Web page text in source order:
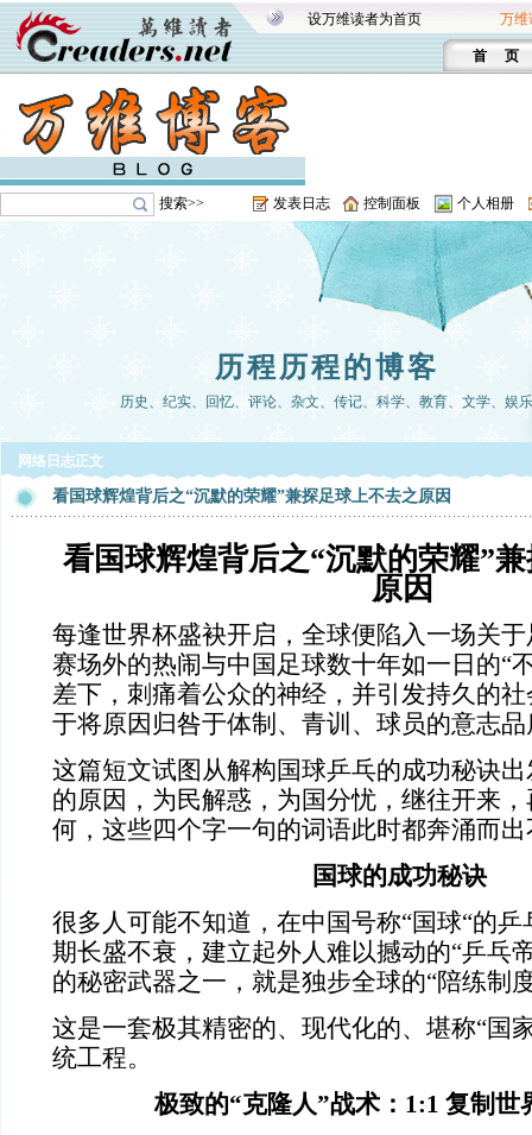
设万维读者为首页 万维
首 页
搜索>> 发表日志 控制面板 个人相册
历程历程的博客
历史、纪实、回忆、评论、杂文、传记、科学、教育、文学、娱乐
网络日志正文
看国球辉煌背后之“沉默的荣耀”兼探足球上不去之原因
看国球辉煌背后之“沉默的荣耀”
原因
每逢世界杯盛袂开启，全球便陷入一场关
赛场外的热闹与中国足球数十年如一日的“
差下，刺痛着公众的神经，并引发持久的
于将原因归咎于体制、青训、球员的意志品
这篇短文试图从解构国球乒乓的成功秘诀
的原因，为民解惑，为国分忧，继往开来
何，这些四个字一句的词语此时都奔涌而
国球的成功秘诀
很多人可能不知道，在中国号称“国球“的
期长盛不衰，建立起外人难以撼动的“乒乓
的秘密武器之一，就是独步全球的“陪练制
这是一套极其精密的、现代化的、堪称“国
统工程。
极致的“克隆人”战术：1:1 复制世